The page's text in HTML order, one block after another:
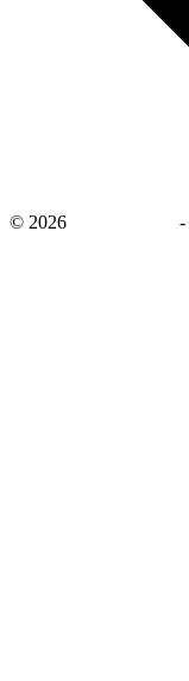
© 2026 -